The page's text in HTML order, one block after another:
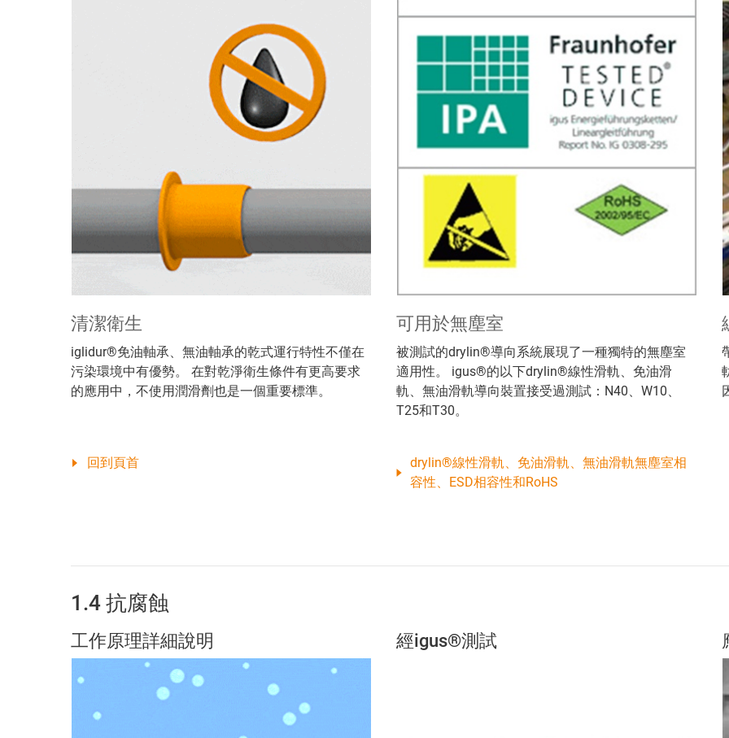
清潔衛生
iglidur®免油軸承、無油軸承的乾式運行特性不僅在
污染環境中有優勢。 在對乾淨衛生條件有更高要求
的應用中，不使用潤滑劑也是一個重要標準。
可用於無塵室
被測試的drylin®導向系統展現了一種獨特的無塵室
適用性。 igus®的以下drylin®線性滑軌、免油滑
軌、無油滑軌導向裝置接受過測試：N40、W10、
T25和T30。
回到頁首
drylin®線性滑軌、免油滑軌、無油滑軌無塵室相
容性、ESD相容性和RoHS
1.4 抗腐蝕
工作原理詳細說明 經igus®測試